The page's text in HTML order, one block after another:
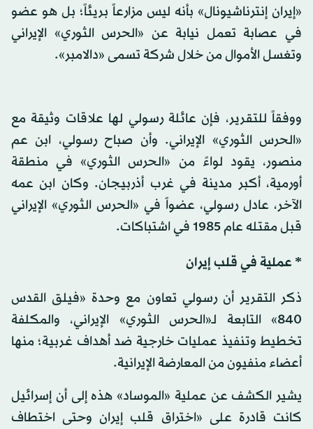
«إيران إنترناشيونال» بأنه ليس مزارعاً بريئاً؛ بل هو عضو
في عصابة تعمل نيابة عن «الحرس الثوري» الإيراني
وتغسل الأموال من خلال شركة تسمى «دالامبر».
ووفقاً للتقرير، فإن عائلة رسولي لها علاقات وثيقة مع
«الحرس الثوري» الإيراني. وأن صباح رسولي، ابن عم
منصور، يقود لواءً من «الحرس الثوري» في منطقة
أورمية، أكبر مدينة في غرب أذربيجان. وكان ابن عمه
الآخر، عادل رسولي، عضواً في «الحرس الثوري» الإيراني
قبل مقتله عام 1985 في اشتباكات.
* عملية في قلب إيران
ذكر التقرير أن رسولي تعاون مع وحدة «فيلق القدس
840» التابعة لـ«الحرس الثوري» الإيراني، والمكلفة
تخطيط وتنفيذ عمليات خارجية ضد أهداف غربية؛ منها
أعضاء منفيون من المعارضة الإيرانية.
يشير الكشف عن عملية «الموساد» هذه إلى أن إسرائيل
كانت قادرة على «اختراق قلب إيران وحتى اختطاف